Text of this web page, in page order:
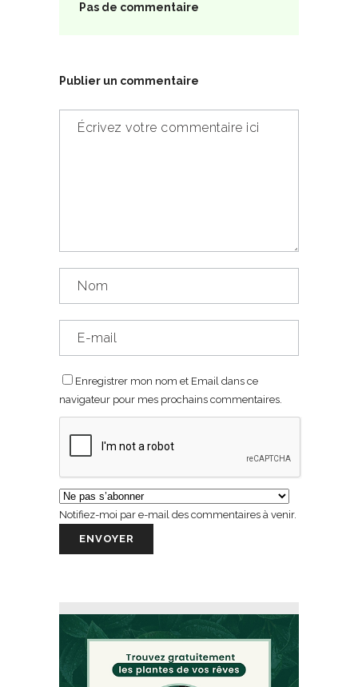
Pas de commentaire
Publier un commentaire
Enregistrer mon nom et Email dans ce
navigateur pour mes prochains commentaires.
Notifiez-moi par e-mail des commentaires à venir.